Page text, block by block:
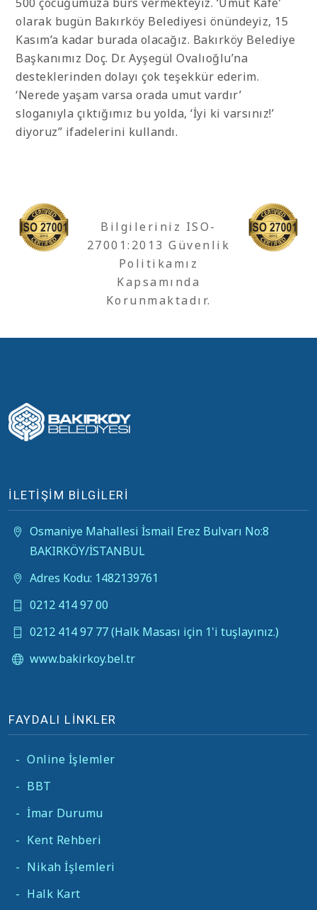
500 çocuğumuza burs vermekteyiz. ‘Umut Kafe’
olarak bugün Bakırköy Belediyesi önündeyiz, 15
Kasım’a kadar burada olacağız. Bakırköy Belediye
Başkanımız Doç. Dr. Ayşegül Ovalıoğlu’na
desteklerinden dolayı çok teşekkür ederim.
‘Nerede yaşam varsa orada umut vardır’
sloganıyla çıktığımız bu yolda, ‘İyi ki varsınız!’
diyoruz” ifadelerini kullandı.
Bilgileriniz ISO-
27001:2013 Güvenlik
Politikamız
Kapsamında
Korunmaktadır.
İLETİŞİM BİLGİLERİ
Osmaniye Mahallesi İsmail Erez Bulvarı No:8
BAKIRKÖY/İSTANBUL
Adres Kodu: 1482139761
0212 414 97 00
0212 414 97 77 (Halk Masası için 1'i tuşlayınız.)
www.bakirkoy.bel.tr
FAYDALI LİNKLER
- Online İşlemler
- BBT
- İmar Durumu
- Kent Rehberi
- Nikah İşlemleri
- Halk Kart